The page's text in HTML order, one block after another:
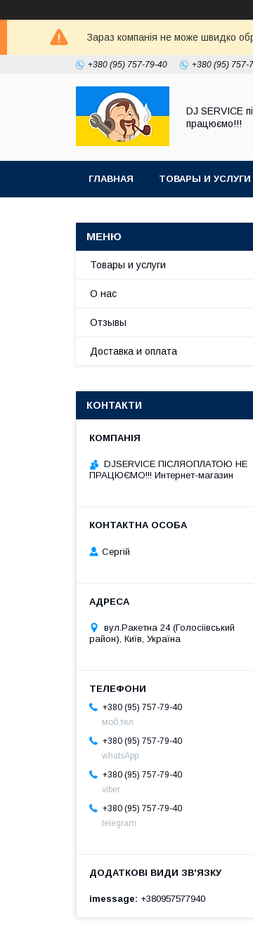
Зараз компанія не може швидко
+380 (95) 757-79-40 +380 (95) 757-
DJ SERVICE
працюємо!!!
ГЛАВНАЯ ТОВАРЫ И УСЛУГИ
Товары и услуги
О нас
Отзывы
Доставка и оплата
КОНТАКТИ
DJSERVICE ПІСЛЯОПЛАТОЮ НЕ
ПРАЦЮЄМО!!! Интернет-магазин
Сергій
вул.Ракетна 24 (Голосіівський
район), Київ, Україна
+380 (95) 757-79-40
моб.тел
+380 (95) 757-79-40
whatsApp
+380 (95) 757-79-40
viber
+380 (95) 757-79-40
telegram
imessage +380957577940